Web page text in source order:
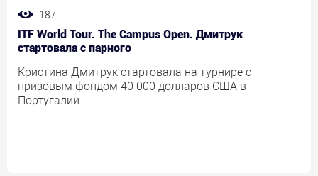
187
ITF World Tour. The Campus Open. Дмитрук
стартовала с парного
Кристина Дмитрук стартовала на турнире с
призовым фондом 40 000 долларов США в
Португалии.